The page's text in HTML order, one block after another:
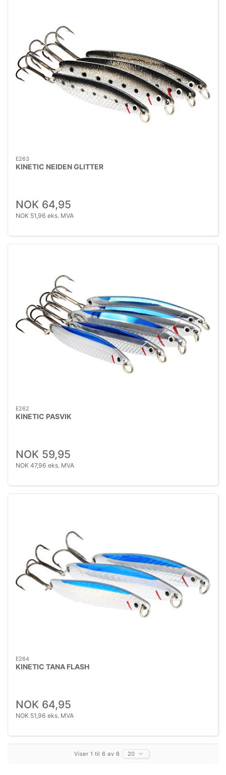
E263
KINETIC NEIDEN GLITTER
NOK 64,95
NOK 51,96 eks. MVA
E262
KINETIC PASVIK
NOK 59,95
NOK 47,96 eks. MVA
E264
KINETIC TANA FLASH
NOK 64,95
NOK 51,96 eks. MVA
Viser 1 til 6 av 6 20